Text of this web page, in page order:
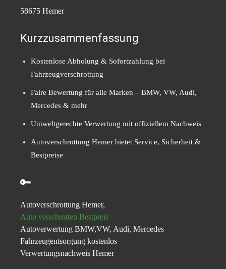
58675 Hemer
Kurzzusammenfassung
Kostenlose Abholung & Sofortzahlung bei
Fahrzeugverschrottung
Faire Bewertung für alle Marken – BMW, VW, Audi,
Mercedes & mehr
Umweltgerechte Verwertung mit offiziellem Nachweis
Autoverschrottung Hemer bietet Service, Sicherheit &
Bestpreise
🔑
Autoverschrottung Hemer,
Auto verschrotten Bestpreis
Autoverwertung BMW,VW, Audi, Mercedes
Fahrzeugentsorgung kostenlos
Verwertungsnachweis Hemer